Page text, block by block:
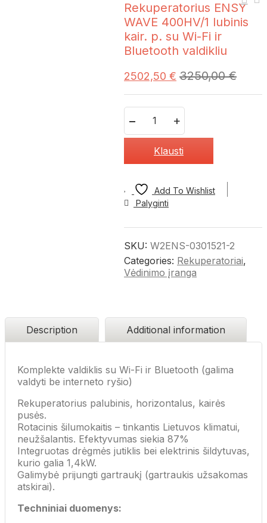
Rekuperatorius ENSY
WAVE 400HV/1 lubinis
kair. p. su Wi-Fi ir
Bluetooth valdikliu
2502,50 € 3250,00€
Klausti
Add To Wishlist
Palyginti
SKU: W2ENS-0301521-2
Categories: Rekuperatoriai,
Vėdinimo įranga
Description Additional information
Komplekte valdiklis su Wi-Fi ir Bluetooth (galima
valdyti be interneto ryšio)
Rekuperatorius palubinis, horizontalus, kairės
pusės.
Rotacinis šilumokaitis – tinkantis Lietuvos klimatui,
neužšalantis. Efektyvumas siekia 87%
Integruotas drėgmės jutiklis bei elektrinis šildytuvas,
kurio galia 1,4kW.
Galimybė prijungti gartraukį (gartraukis užsakomas
atskirai).
Techniniai duomenys: